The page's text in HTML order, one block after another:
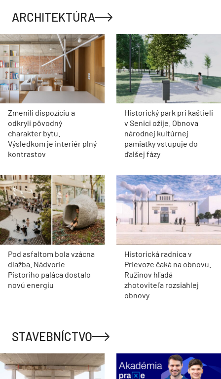
ARCHITEKTÚRA
Zmenili dispozíciu a
odkryli pôvodný
charakter bytu.
Výsledkom je interiér plný
kontrastov
Historický park pri kaštieli
v Senici ožije. Obnova
národnej kultúrnej
pamiatky vstupuje do
ďalšej fázy
Pod asfaltom bola vzácna
dlažba. Nádvorie
Pistoriho paláca dostalo
novú energiu
Historická radnica v
Prievoze čaká na obnovu.
Ružinov hľadá
zhotoviteľa rozsiahlej
obnovy
STAVEBNÍCTVO